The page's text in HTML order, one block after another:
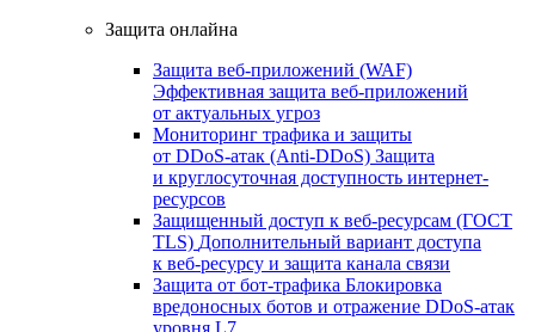
Защита онлайна
Защита веб-приложений (WAF)
Эффективная защита веб-приложений
от актуальных угроз
Мониторинг трафика и защиты
от DDoS‑атак (Anti‑DDoS) Защита
и круглосуточная доступность интернет-
ресурсов
Защищенный доступ к веб-ресурсам (ГОСТ
TLS) Дополнительный вариант доступа
к веб‑ресурсу и защита канала связи
Защита от бот‑трафика Блокировка
вредоносных ботов и отражение DDoS‑атак
уровня L7